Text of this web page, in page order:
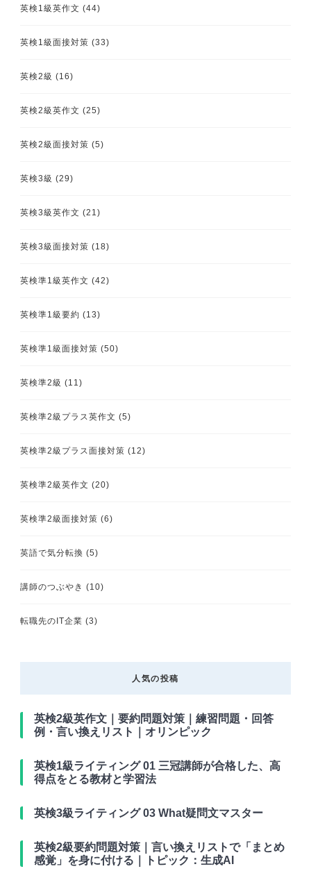
英検1級英作文 (44)
英検1級面接対策 (33)
英検2級 (16)
英検2級英作文 (25)
英検2級面接対策 (5)
英検3級 (29)
英検3級英作文 (21)
英検3級面接対策 (18)
英検準1級英作文 (42)
英検準1級要約 (13)
英検準1級面接対策 (50)
英検準2級 (11)
英検準2級プラス英作文 (5)
英検準2級プラス面接対策 (12)
英検準2級英作文 (20)
英検準2級面接対策 (6)
英語で気分転換 (5)
講師のつぶやき (10)
転職先のIT企業 (3)
人気の投稿
英検2級英作文｜要約問題対策｜練習問題・回答
例・言い換えリスト｜オリンピック
英検1級ライティング 01 三冠講師が合格した、高
得点をとる教材と学習法
英検3級ライティング 03 What疑問文マスター
英検2級要約問題対策｜言い換えリストで「まとめ
感覚」を身に付ける｜トピック：生成AI